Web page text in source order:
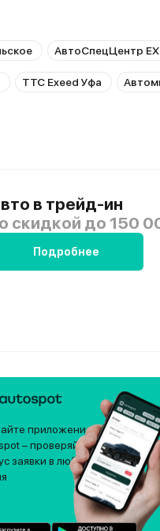
АвтоСпецЦентр
ТТС Exeed Уфа
в трейд-ин
скидкой до 150
Подробнее
приложение
– проверяйте
заявки в любое